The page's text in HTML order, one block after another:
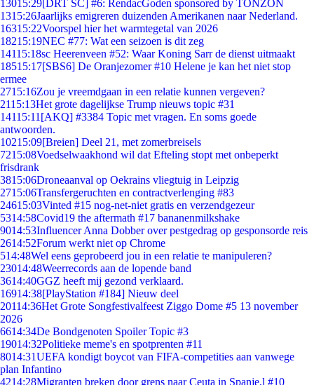
13015:29[DRT SC] #6: RendacGoden sponsored by TONZON
1315:26Jaarlijks emigreren duizenden Amerikanen naar Nederland.
16315:22Voorspel hier het warmtegetal van 2026
18215:19NEC #77: Wat een seizoen is dit zeg
14115:18sc Heerenveen #52: Waar Koning Sarr de dienst uitmaakt
18515:17[SBS6] De Oranjezomer #10 Helene je kan het niet stop
ermee
2715:16Zou je vreemdgaan in een relatie kunnen vergeven?
2115:13Het grote dagelijkse Trump nieuws topic #31
14115:11 [AKQ] #3384 Topic met vragen. En soms goede
antwoorden.
10215:09[Breien] Deel 21, met zomerbreisels
7215:08Voedselwaakhond wil dat Efteling stopt met onbeperkt
frisdrank
3815:06Droneaanval op Oekrains vliegtuig in Leipzig
2715:06Transfergeruchten en contractverlenging #83
24615:03Vinted #15 nog-net-niet gratis en verzendgezeur
5314:58Covid19 the aftermath #17 bananenmilkshake
9014:53Influencer Anna Dobber over pestgedrag op gesponsorde reis
2614:52Forum werkt niet op Chrome
514:48Wel eens geprobeerd jou in een relatie te manipuleren?
23014:48Weerrecords aan de lopende band
3614:40GGZ heeft mij gezond verklaard.
16914:38[PlayStation #184] Nieuw deel
20114:36Het Grote Songfestivalfeest Ziggo Dome #5 13 november
2026
6614:34De Bondgenoten Spoiler Topic #3
19014:32Politieke meme's en spotprenten #11
8014:31UEFA kondigt boycot van FIFA-competities aan vanwege
plan Infantino
4214:28Migranten breken door grens naar Ceuta in Spanje,l #10